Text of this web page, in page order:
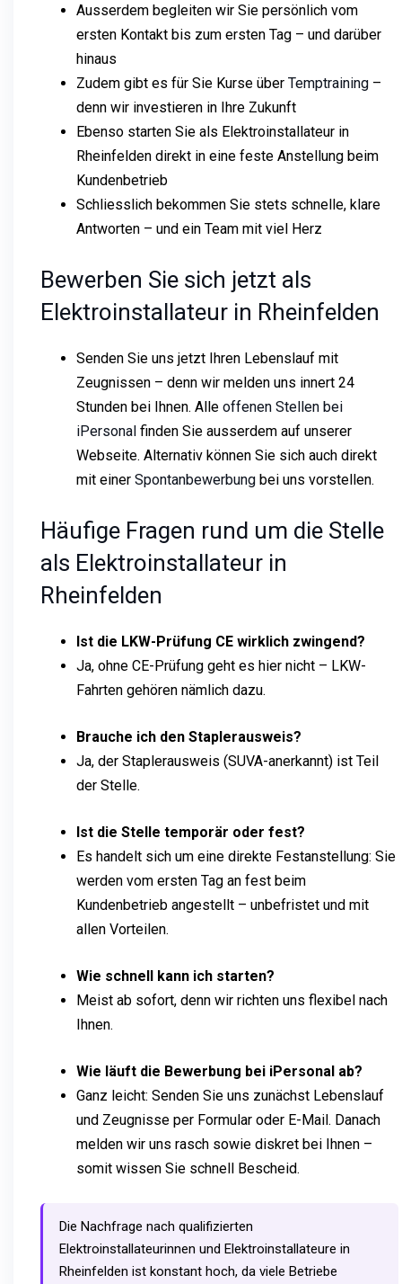
Ausserdem begleiten wir Sie persönlich vom
ersten Kontakt bis zum ersten Tag – und darüber
hinaus
Zudem gibt es für Sie Kurse über Temptraining –
denn wir investieren in Ihre Zukunft
Ebenso starten Sie als Elektroinstallateur in
Rheinfelden direkt in eine feste Anstellung beim
Kundenbetrieb
Schliesslich bekommen Sie stets schnelle, klare
Antworten – und ein Team mit viel Herz
Bewerben Sie sich jetzt als
Elektroinstallateur in Rheinfelden
Senden Sie uns jetzt Ihren Lebenslauf mit
Zeugnissen – denn wir melden uns innert 24
Stunden bei Ihnen. Alle offenen Stellen bei
iPersonal finden Sie ausserdem auf unserer
Webseite. Alternativ können Sie sich auch direkt
mit einer Spontanbewerbung bei uns vorstellen.
Häufige Fragen rund um die Stelle
als Elektroinstallateur in
Rheinfelden
Ist die LKW-Prüfung CE wirklich zwingend?
Ja, ohne CE-Prüfung geht es hier nicht – LKW-
Fahrten gehören nämlich dazu.
Brauche ich den Staplerausweis?
Ja, der Staplerausweis (SUVA-anerkannt) ist Teil
der Stelle.
Ist die Stelle temporär oder fest?
Es handelt sich um eine direkte Festanstellung: Sie
werden vom ersten Tag an fest beim
Kundenbetrieb angestellt – unbefristet und mit
allen Vorteilen.
Wie schnell kann ich starten?
Meist ab sofort, denn wir richten uns flexibel nach
Ihnen.
Wie läuft die Bewerbung bei iPersonal ab?
Ganz leicht: Senden Sie uns zunächst Lebenslauf
und Zeugnisse per Formular oder E-Mail. Danach
melden wir uns rasch sowie diskret bei Ihnen –
somit wissen Sie schnell Bescheid.
Die Nachfrage nach qualifizierten
Elektroinstallateurinnen und Elektroinstallateure in
Rheinfelden ist konstant hoch, da viele Betriebe